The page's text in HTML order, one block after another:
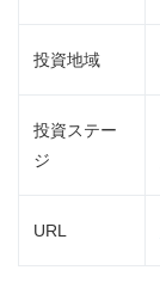
投資地域
投資ステー
ジ
URL